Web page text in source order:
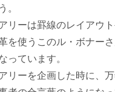
リーは罫線のレイアウ
を使うこのル・ボナー
っています。
リーを企画した時に、